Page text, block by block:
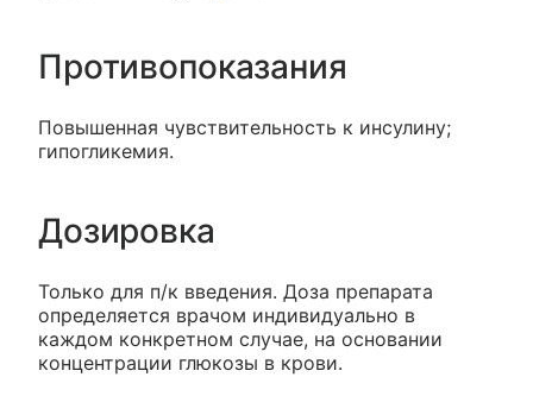
Противопоказания
Повышенная чувствительность к инсулину;
гипогликемия.
Дозировка
Только для п/к введения. Доза препарата
определяется врачом индивидуально в
каждом конкретном случае, на основании
концентрации глюкозы в крови.